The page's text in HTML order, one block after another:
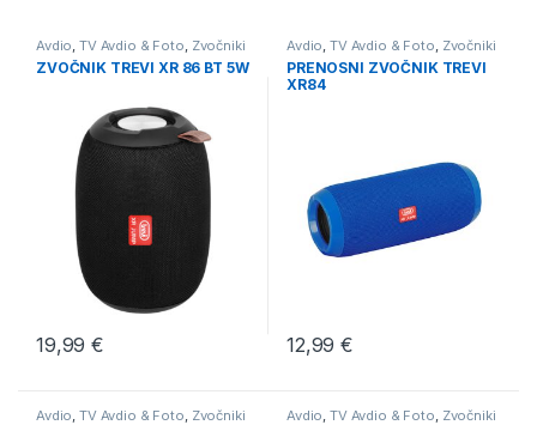
Avdio,TV Avdio & Foto, Zvočniki
ZVOČNIK TREVI XR 86 BT 5W
19,99€
Avdio,TV Avdio & Foto, Zvočniki
PRENOSNI ZVOČNIK TREVI
XR84
12,99€
Avdio ,TV Avdio & Foto Zvočniki Avdio ,TV Avdio & Foto Zvočniki